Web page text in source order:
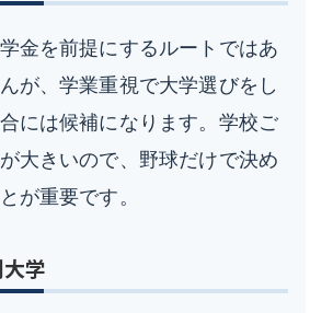
金を前提にするルートではあ
が、学業重視で大学選びをし
には候補になります。学校ご
大きいので、野球だけで決め
が重要です。
学